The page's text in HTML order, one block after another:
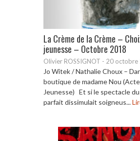
La Crème de la Crème –
jeunesse – Octobre 2018
Olivier ROSSIGNOT - 20 octobre
Jo Witek / Nathalie Choux –
boutique de madame Nou
Jeunesse) Et si le spectacle
parfait dissimulait soigneus...